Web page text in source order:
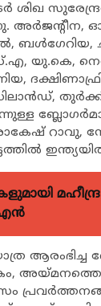
ശിഖ
അര്‍ജന്‍റീന,
യു.കെ,
റാവു,
മഹീന്ദ്ര
ആരംഭിച്ച
അയ്മനത്തെ